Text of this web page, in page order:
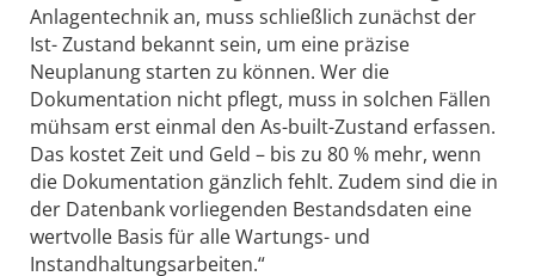
Anlagentechnik an, muss schließlich zunächst der
Ist- Zustand bekannt sein, um eine präzise
Neuplanung starten zu können. Wer die
Dokumentation nicht pflegt, muss in solchen Fällen
mühsam erst einmal den As-built-Zustand erfassen.
Das kostet Zeit und Geld – bis zu 80 % mehr, wenn
die Dokumentation gänzlich fehlt. Zudem sind die in
der Datenbank vorliegenden Bestandsdaten eine
wertvolle Basis für alle Wartungs- und
Instandhaltungsarbeiten.“